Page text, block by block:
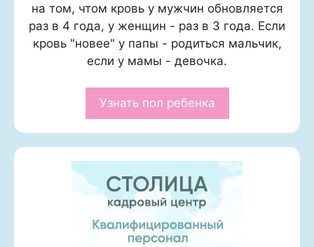
на том, чтом кровь у мужчин обновляется
раз в 4 года, у женщин - раз в 3 года. Если
кровь "новее" у папы - родиться мальчик,
если у мамы - девочка.
Узнать пол ребенка